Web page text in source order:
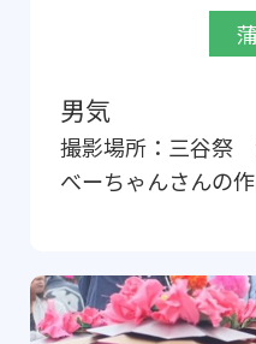
男気
撮影場所： 三谷祭
べーちゃんさんの